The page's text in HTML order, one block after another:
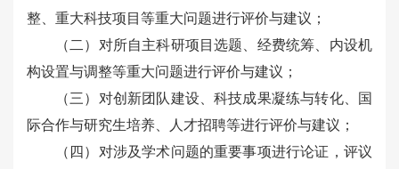
整、重大科技项目等重大问题进行评价与建议；
（二）对所自主科研项目选题、经费统筹、内设机
构设置与调整等重大问题进行评价与建议；
（三）对创新团队建设、科技成果凝练与转化、国
际合作与研究生培养、人才招聘等进行评价与建议；
（四）对涉及学术问题的重要事项进行论证，评议